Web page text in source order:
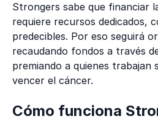
Strongers sabe que financiar
requiere recursos dedicados,
predecibles. Por eso seguirá
recaudando fondos a través
premiando a quienes trabajan
vencer el cáncer.
Cómo funciona